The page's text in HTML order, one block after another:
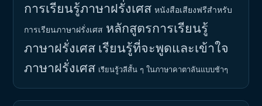
การเรียนรู้ภาษาฝรั่งเศส หนังสือเสียงฟรีสำหรับ
การเรียนภาษาฝรั่งเศส หลักสูตรการเรียนรู้
ภาษาฝรั่งเศส เรียนรู้ที่จะพูดและเข้าใจ
ภาษาฝรั่งเศส เรียนรู้วลีสั้น ๆ ในภาษาคาตาลันแบบช้าๆ